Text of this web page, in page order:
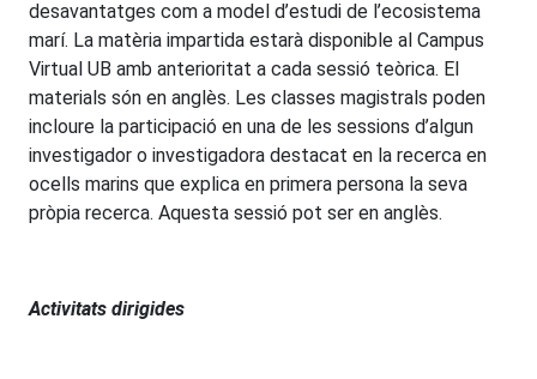
desavantatges com a model d’estudi de l’ecosistema
marí. La matèria impartida estarà disponible al Campus
Virtual UB amb anterioritat a cada sessió teòrica. El
materials són en anglès. Les classes magistrals poden
incloure la participació en una de les sessions d’algun
investigador o investigadora destacat en la recerca en
ocells marins que explica en primera persona la seva
pròpia recerca. Aquesta sessió pot ser en anglès.
Activitats dirigides